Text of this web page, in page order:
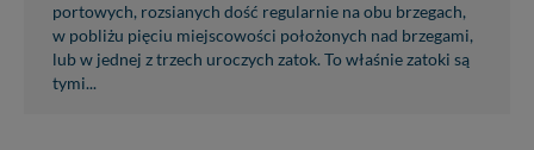
portowych, rozsianych dość regularnie na obu brzegach,
w pobliżu pięciu miejscowości położonych nad brzegami,
lub w jednej z trzech uroczych zatok. To właśnie zatoki są
tymi...